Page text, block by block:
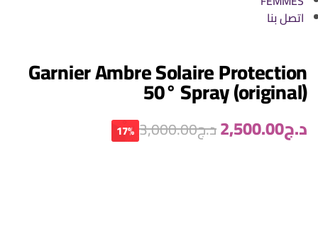
اتصل بنا
Garnier Ambre Solaire Protection
50° Spray (original)
د.ج2,500.00د.ج3,000.00
17%